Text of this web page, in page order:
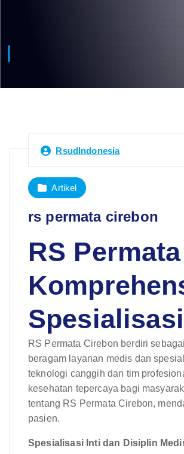
RsudIndonesia
Artikel
rs permata cirebon
RS
RS Permata Cirebon berdiri
beragam layanan medis dan
teknologi canggih dan tim
kesehatan tepercaya bagi
tentang RS Permata Cirebon,
pasien.
Spesialisasi Inti dan Disiplin